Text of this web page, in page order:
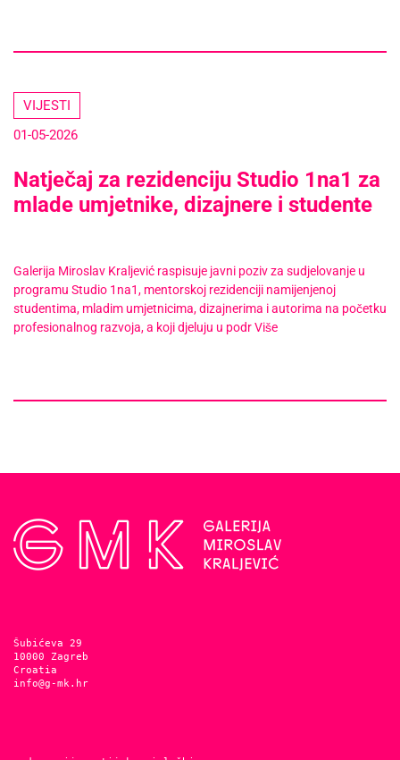
VIJESTI
01-05-2026
Natječaj za rezidenciju Studio 1na1 za
mlade umjetnike, dizajnere i studente
Galerija Miroslav Kraljević raspisuje javni poziv za sudjelovanje u
programu Studio 1na1, mentorskoj rezidenciji namijenjenoj
studentima, mladim umjetnicima, dizajnerima i autorima na početku
profesionalnog razvoja, a koji djeluju u podrViše
Šubićeva 29
10000 Zagreb
Croatia
info@g-mk.hr